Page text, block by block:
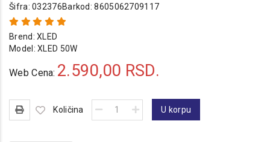
Šifra: 032376Barkod: 8605062709117
Brend:XLED
Model:XLED 50W
Web Cena: 2.590,00 RSD.
Količina U korpu